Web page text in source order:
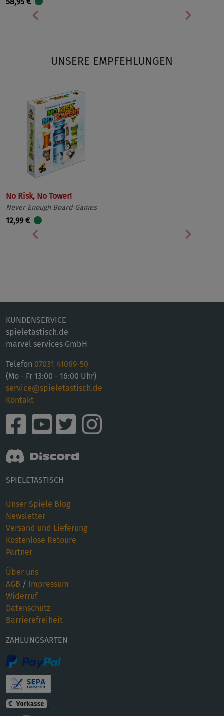
Vorherige
UNSERE EMPFEHLUNGEN
No Risk, No Tower!
Never Enough Board Games
12,99 €
Vorherige
KUNDENSERVICE
spieletastisch.de
marvel services GmbH
Telefon 07031 41069-50
(Mo - Fr 13:00 - 16:00 Uhr)
service@spieletastisch.de
Kontakt
SPIELETASTISCH
Unser Spiele Blog
Newsletter
Versand und Lieferung
Kostenlose Retoure
Partner
Über uns
AGB / Impressum
Widerruf
Datenschutz
Barrierefreiheit
ZAHLUNGSARTEN